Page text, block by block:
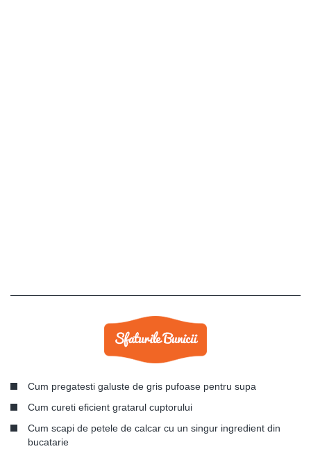
Cum pregatesti galuste de gris pufoase pentru supa
Cum cureti eficient gratarul cuptorului
Cum scapi de petele de calcar cu un singur ingredient din
bucatarie